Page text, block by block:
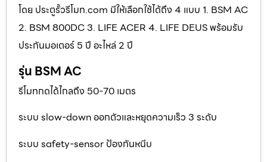
โดย ประตูรั้วรีโมท.com มีให้เลือกใช้ได้ถึง 4 แบบ 1. BSM AC
2. BSM 800DC 3. LIFE ACER 4. LIFE DEUS พร้อมรับ
ประกันมอเตอร์ 5 ปี อะไหล่ 2 ปี
รุ่น BSM AC
รีโมทกดได้ไกลถึง 50-70 เมตร
ระบบ slow-down ออกตัวและหยุดความเร็ว 3 ระดับ
ระบบ safety-sensor ป้องกันหนีบ